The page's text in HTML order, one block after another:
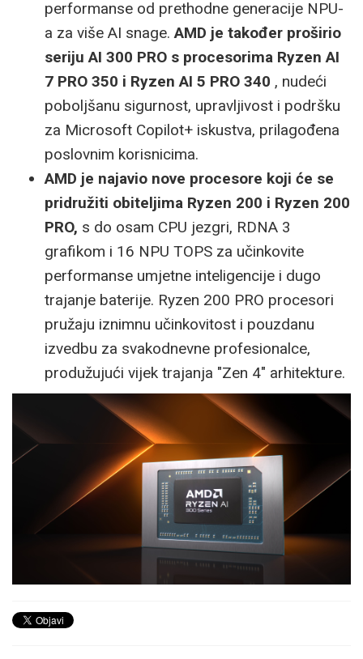
performanse od prethodne generacije NPU-
a za više AI snage.AMD je također proširio
seriju AI 300 PRO s procesorima Ryzen AI
7 PRO 350 i Ryzen AI 5 PRO 340 , nudeći
poboljšanu sigurnost, upravljivost i podršku
za Microsoft Copilot+ iskustva, prilagođena
poslovnim korisnicima.
AMD je najavio nove procesore koji će se
pridružiti obiteljima Ryzen 200 i Ryzen 200
PRO, s do osam CPU jezgri, RDNA 3
grafikom i 16 NPU TOPS za učinkovite
performanse umjetne inteligencije i dugo
trajanje baterije. Ryzen 200 PRO procesori
pružaju iznimnu učinkovitost i pouzdanu
izvedbu za svakodnevne profesionalce,
produžujući vijek trajanja "Zen 4" arhitekture.